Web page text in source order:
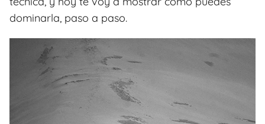
dominarla, paso a paso.